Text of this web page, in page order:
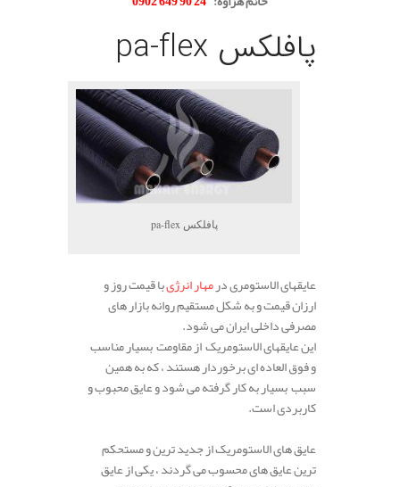
پافلکس pa-flex
پافلکس pa-flex
عایقهای الاستومری درمهار انرژیبا قیمت روز و
ارزان قیمت و به شکل مستقیم روانه بازار های
مصرفی داخلی ایران می شود.
این عایقهای الاستومریک از مقاومت بسیار مناسب
و فوق العاده ای برخوردار هستند ، که به همین
سبب بسیار به کار گرفته می شود و عایق محبوب و
کاربردی است.
عایق های الاستومریک از جدید ترین و مستحکم
ترین عایق های محسوب می گردند ، یکی از عایق